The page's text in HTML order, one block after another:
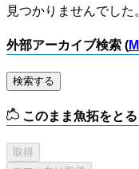
見つかりませんでした
外部アーカイブ検索 (
検索する
このまま魚拓をとる